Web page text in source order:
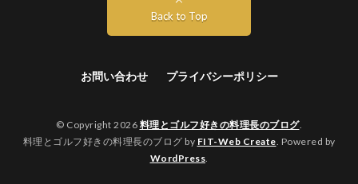
Back to Top
お問い合わせ プライバシーポリシー
© Copyright 2026 料理とゴルフ好きの料理長のブログ.
料理とゴルフ好きの料理長のブログ by FIT-Web Create. Powered by
WordPress.